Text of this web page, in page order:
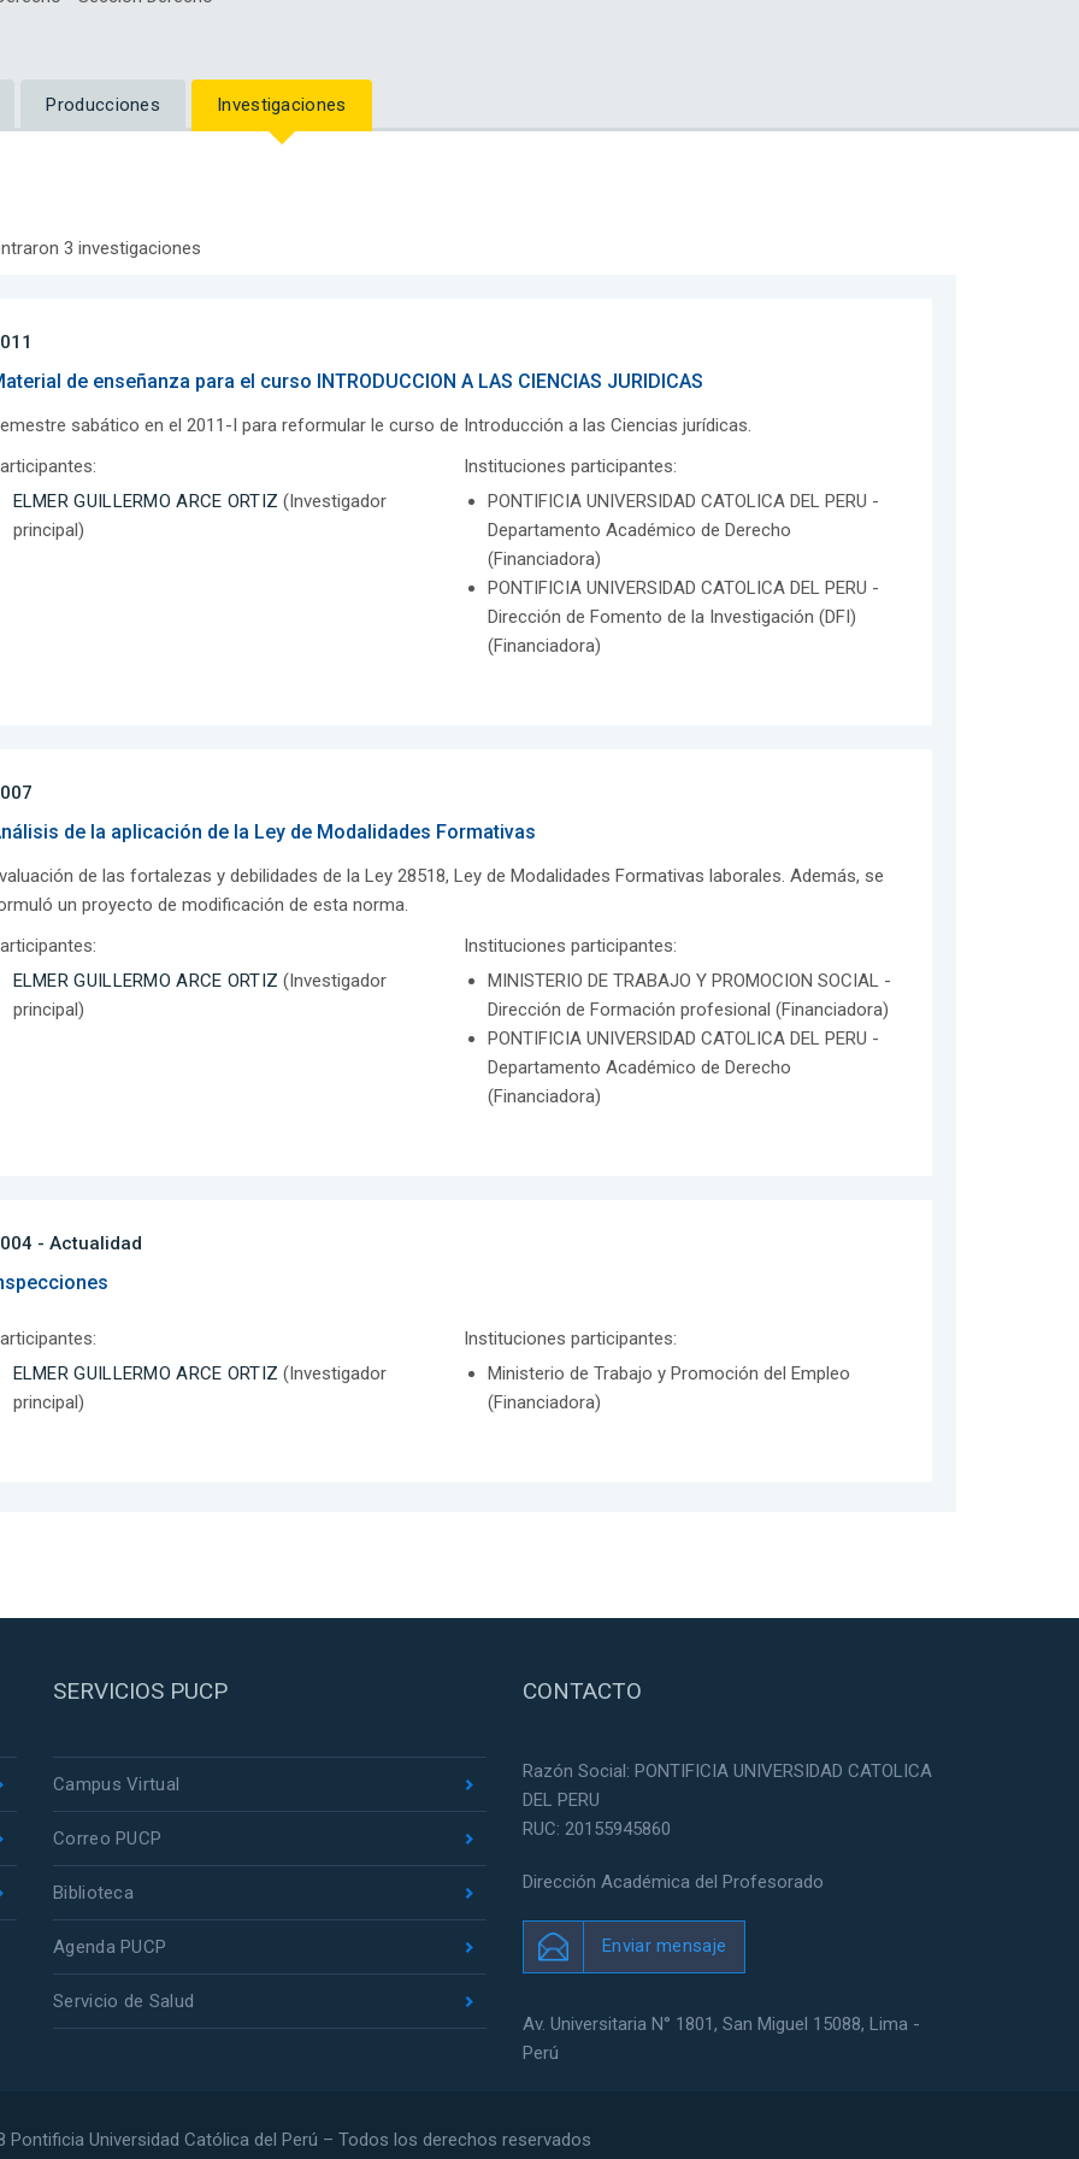
Producciones Investigaciones
3 investigaciones
de enseñanza para el curso INTRODUCCION A LAS CIENCIAS JURIDICAS
sabático en el 2011-I para reformular le curso de Introducción a las Ciencias jurídicas.
ELMER GUILLERMO ARCE ORTIZ (Investigador
principal)
Instituciones participantes:
PONTIFICIA UNIVERSIDAD CATOLICA DEL PERU -
Departamento Académico de Derecho
(Financiadora)
PONTIFICIA UNIVERSIDAD CATOLICA DEL PERU -
Dirección de Fomento de la Investigación (DFI)
(Financiadora)
de la aplicación de la Ley de Modalidades Formativas
de las fortalezas y debilidades de la Ley 28518, Ley de Modalidades Formativas laborales. Además, se
un proyecto de modificación de esta norma.
ELMER GUILLERMO ARCE ORTIZ (Investigador
principal)
Instituciones participantes:
MINISTERIO DE TRABAJO Y PROMOCION SOCIAL -
Dirección de Formación profesional (Financiadora)
PONTIFICIA UNIVERSIDAD CATOLICA DEL PERU -
Departamento Académico de Derecho
(Financiadora)
- Actualidad
ELMER GUILLERMO ARCE ORTIZ (Investigador
principal)
Instituciones participantes:
Ministerio de Trabajo y Promoción del Empleo
(Financiadora)
SERVICIOS PUCP
Campus Virtual
Correo PUCP
Biblioteca
Agenda PUCP
Servicio de Salud
CONTACTO
Razón Social: PONTIFICIA UNIVERSIDAD CATOLICA
DEL PERU
RUC: 20155945860
Dirección Académica del Profesorado
Enviar mensaje
Av. Universitaria N° 1801, San Miguel 15088, Lima -
Perú
Pontificia Universidad Católica del Perú – Todos los derechos reservados